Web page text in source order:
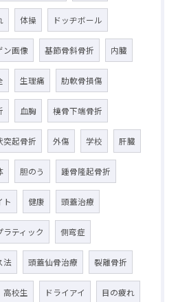
体操 ドッヂボール
ン画像 基節骨斜骨折 内臓
生理痛 肋軟骨損傷
血胸 橈骨下端骨折
突起骨折 外傷 学校 肝臓
胆のう 踵骨隆起骨折
ト 健康 頭蓋治療
ラティック 側弯症
法 頭蓋仙骨治療 裂離骨折
高校生 ドライアイ 目の疲れ